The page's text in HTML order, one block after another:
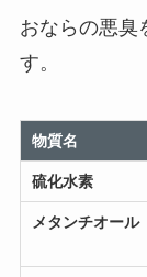
おならの悪臭
す。
物質名
硫化水素
メタンチオール